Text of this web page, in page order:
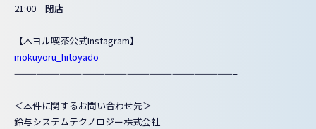
21:00 閉店
【木ヨル喫茶公式Instagram】
mokuyoru_hitoyado
—————————————————————————————–
＜本件に関するお問い合わせ先＞
鈴与システムテクノロジー株式会社